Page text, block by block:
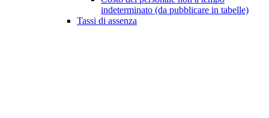
indeterminato (da pubblicare in tabelle)
Tassi di assenza